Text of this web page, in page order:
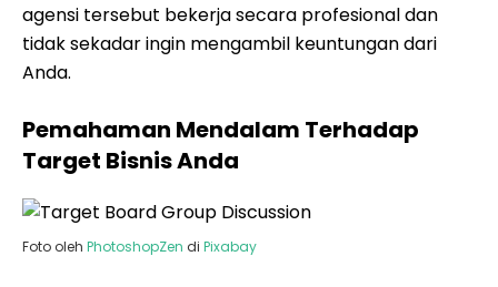
agensi tersebut bekerja secara profesional dan
tidak sekadar ingin mengambil keuntungan dari
Anda.
Pemahaman Mendalam Terhadap
Target Bisnis Anda
Foto oleh PhotoshopZen di Pixabay